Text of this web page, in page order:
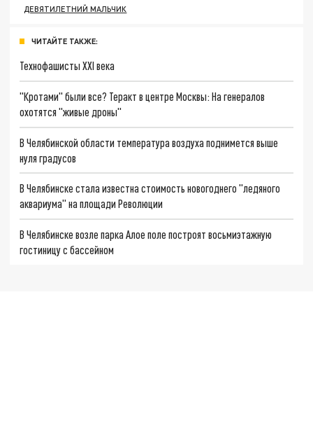
ДЕВЯТИЛЕТНИЙ МАЛЬЧИК
ЧИТАЙТЕ ТАКЖЕ:
Технофашисты XXI века
"Кротами" были все? Теракт в центре Москвы: На генералов
охотятся "живые дроны"
В Челябинской области температура воздуха поднимется выше
нуля градусов
В Челябинске стала известна стоимость новогоднего "ледяного
аквариума" на площади Революции
В Челябинске возле парка Алое поле построят восьмиэтажную
гостиницу с бассейном